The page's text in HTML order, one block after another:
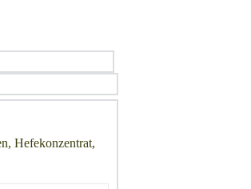
Hefekonzentrat,